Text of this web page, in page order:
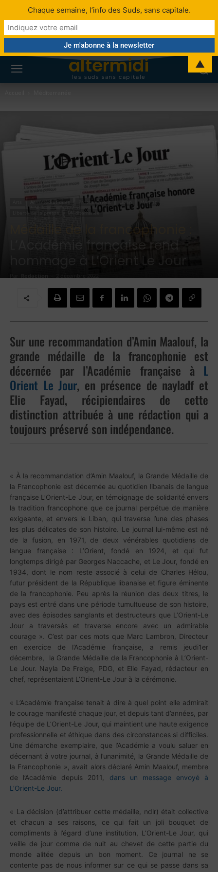
altermidi
les suds sans capitale
Arts médiatiques Proche-Orient Liban
Médias
Liberté de la presse
Méditerranée
Médaille de la francophonie :
L’Académie française rend
hommage à L’Orient Le Jour
Sur une recommandation d’Amin Maalouf, la
grande médaille de la francophonie est
décernée par l’Académie française à L
Orient Le Jour, en présence de nayladf et
Elie Fayad, récipiendaires de cette
distinction attribuée à une rédaction qui a
toujours préservé son indépendance.
« À la recommandation d’Amin Maalouf, la Grande Médaille de
la Francophonie est décernée au quotidien libanais de langue
française L’Orient-Le Jour, en témoignage de solidarité envers
la tradition francophone que ce journal perpétue de manière
exigeante, et envers le Liban, qui traverse l’une des phases
les plus délicates de son histoire. Le journal lui-même est né
de la fusion, en 1971, de deux vénérables quotidiens de
langue française : L’Orient, fondé en 1924, et qui fut
longtemps dirigé par Georges Naccache, et Le Jour, fondé en
1934, dont le nom reste associé à celui de Charles Hélou,
futur président de la République libanaise et figure éminente
de la francophonie. Peu après la réunion des deux titres, le
pays est entré dans une période tumultueuse de son histoire,
avec des épisodes sanglants et destructeurs que L’Orient-Le
Jour a traversés et traverse encore avec un admirable
courage ». C’est par ces mots que Marc Lambron, Directeur
en exercice de l’Académie française, a remis jeudi1er
décembre, la Grande Médaille de la Francophonie à L’Orient-
Le Jour. Nayla De Freige, PDG, et Elie Fayad, rédacteur en
chef, représentaient L’Orient-Le Jour à la cérémonie.
« L’Académie française tenait à dire à quel point elle admirait
le courage manifesté chaque jour, et depuis tant d’années, par
l’équipe de L’Orient-Le Jour, qui maintient une haute exigence
professionnelle et éthique dans des circonstances si difficiles.
Une démarche exemplaire, que l’Académie a voulu saluer en
décernant à votre journal, à l’unanimité, la Grande Médaille de
la Francophonie », avait alors déclaré Amin Maalouf, membre
de l’Académie depuis 2011,
dans un message envoyé à
L’Orient-Le Jour.
« La décision (d’attribuer cette médaille, ndlr) était collective
et chacun a ses raisons, ce qui fait un joli bouquet de
compliments à l’égard d’une institution, L’Orient-Le Jour, qui
veille de jour comme de nuit au chevet de cette partie du
monde alitée depuis un bon moment. Ce journal ne se
contente pas de nous informer sur ce qui se passe dans sa
Chaque semaine, l’info des Suds, sans capitale.
▲